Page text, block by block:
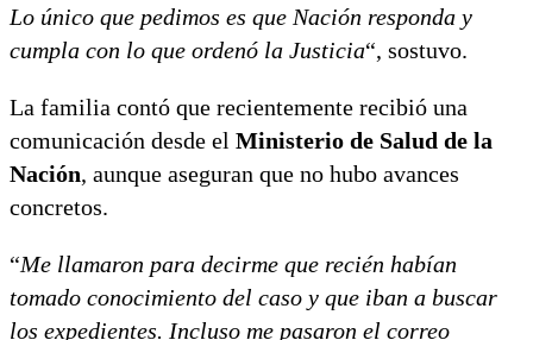
Lo único que pedimos es que Nación responda y
cumpla con lo que ordenó la Justicia“, sostuvo.
La familia contó que recientemente recibió una
comunicación desde el Ministerio de Salud de la
Nación, aunque aseguran que no hubo avances
concretos.
“Me llamaron para decirme que recién habían
tomado conocimiento del caso y que iban a buscar
los expedientes. Incluso me pasaron el correo